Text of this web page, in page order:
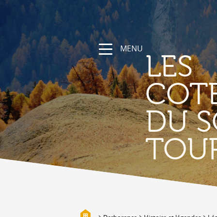
NATUR
Die Region
Wandern und Sportwege
Das Wallis mit Fahrrad und
Mountainbike
Biotope
MENU
LES
DU